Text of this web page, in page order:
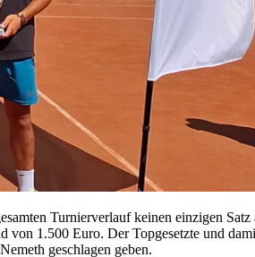
Turnierverlauf keinen einzigen
von 1.500 Euro. Der Topgesetzte und
geschlagen geben.